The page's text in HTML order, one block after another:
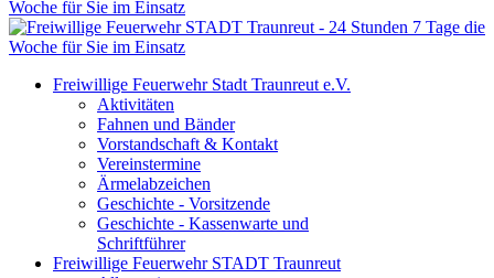
Freiwillige Feuerwehr Stadt Traunreut e.V.
Aktivitäten
Fahnen und Bänder
Vorstandschaft & Kontakt
Vereinstermine
Ärmelabzeichen
Geschichte - Vorsitzende
Geschichte - Kassenwarte und
Schriftführer
Freiwillige Feuerwehr STADT Traunreut